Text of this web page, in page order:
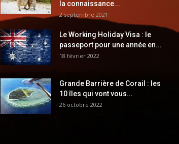
la connaissance...
2 septembre 2021
Le Working Holiday Visa : le
passeport pour une année en...
18 février 2022
Grande Barrière de Corail : les
10 îles qui vont vous...
26 octobre 2022